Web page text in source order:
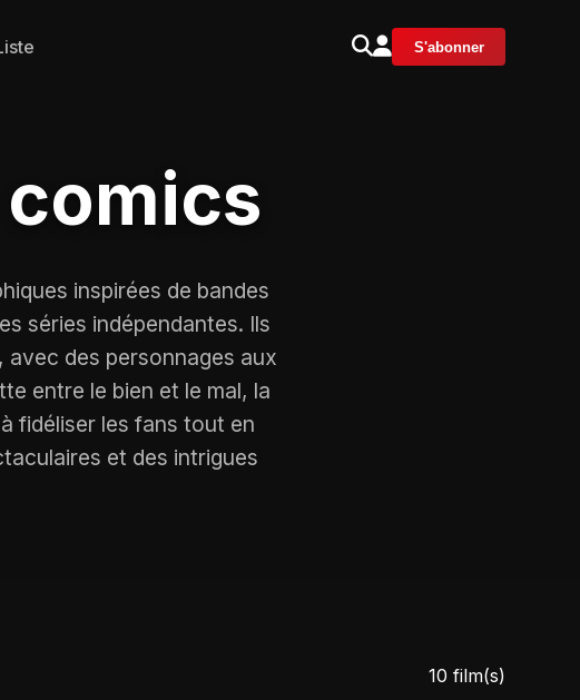
S'abonner
inspirées de bandes
séries indépendantes. Ils
des personnages aux
entre le bien et le mal, la
fidéliser les fans tout en
et des intrigues
10 film(s)